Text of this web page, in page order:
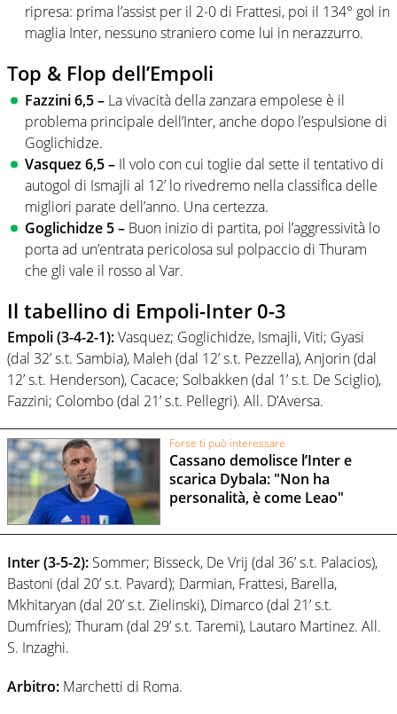
ripresa: prima l’assist per il 2-0 di Frattesi, poi il 134° gol in
maglia Inter, nessuno straniero come lui in nerazzurro.
Top & Flop dell’Empoli
Fazzini 6,5 – La vivacità della zanzara empolese è il
problema principale dell’Inter, anche dopo l’espulsione di
Goglichidze.
Vasquez 6,5 – Il volo con cui toglie dal sette il tentativo di
autogol di Ismajli al 12’ lo rivedremo nella classifica delle
migliori parate dell’anno. Una certezza.
Goglichidze 5 – Buon inizio di partita, poi l’aggressività lo
porta ad un’entrata pericolosa sul polpaccio di Thuram
che gli vale il rosso al Var.
Il tabellino di Empoli-Inter 0-3
Empoli (3-4-2-1):Vasquez; Goglichidze, Ismajli, Viti; Gyasi
(dal 32’ s.t. Sambia), Maleh (dal 12’ s.t. Pezzella), Anjorin (dal
12’ s.t. Henderson), Cacace; Solbakken (dal 1’ s.t. De Sciglio),
Fazzini; Colombo (dal 21’ s.t. Pellegri). All. D’Aversa.
Forse ti può interessare
Cassano demolisce l’Inter e
scarica Dybala: "Non ha
personalità, è come Leao"
Inter (3-5-2): Sommer; Bisseck, De Vrij (dal 36’ s.t. Palacios),
Bastoni (dal 20’ s.t. Pavard); Darmian, Frattesi, Barella,
Mkhitaryan (dal 20’ s.t. Zielinski), Dimarco (dal 21’ s.t.
Dumfries); Thuram (dal 29’ s.t. Taremi), Lautaro Martinez. All.
S. Inzaghi.
Arbitro: Marchetti di Roma.